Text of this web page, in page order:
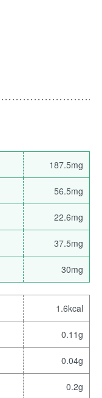
187.5mg
56.5mg
22.6mg
37.5mg
30mg
1.6kcal
0.11g
0.04g
0.2g